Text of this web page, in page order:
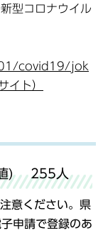
型コロナウイル
covid19/jok
ト）
値) 255人
意ください。県
申請で登録のあ